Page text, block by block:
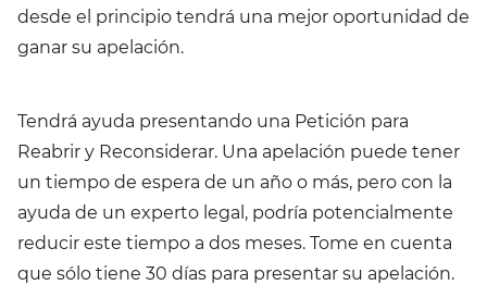
desde el principio tendrá una mejor oportunidad de
ganar su apelación.
Tendrá ayuda presentando una Petición para
Reabrir y Reconsiderar. Una apelación puede tener
un tiempo de espera de un año o más, pero con la
ayuda de un experto legal, podría potencialmente
reducir este tiempo a dos meses. Tome en cuenta
que sólo tiene 30 días para presentar su apelación.